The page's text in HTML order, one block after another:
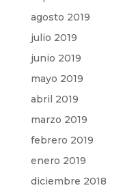
agosto 2019
julio 2019
junio 2019
mayo 2019
abril 2019
marzo 2019
febrero 2019
enero 2019
diciembre 2018